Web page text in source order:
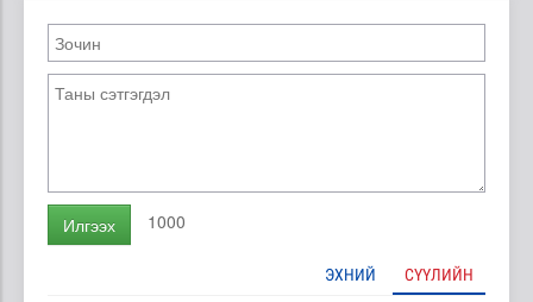
Илгээх 1000
ЭХНИЙ СҮҮЛИЙН